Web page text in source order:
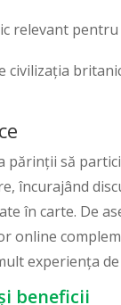
relevant
civilizația
părinții să
încurajând
în carte. De
online
experiența
beneficii